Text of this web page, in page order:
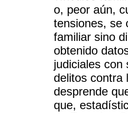
o, peor aún,
tensiones, se
familiar sino
obtenido
judiciales con
delitos contra
desprende
que,